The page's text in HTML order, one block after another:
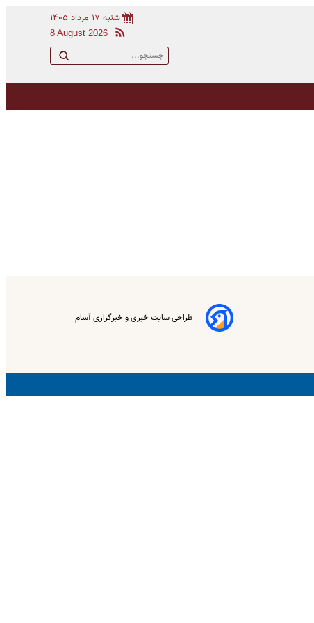
شنبه ۱۷ مرداد ۱۴۰۵
8 August 2026
طراحی سایت خبری و خبرگزاری آسام